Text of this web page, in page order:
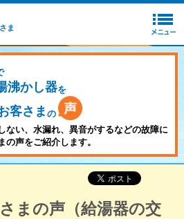
ま
沸かし器を
客さま の
ない、水漏れ、異音がするなどの故障に
の声をご紹介します。
まの声（給湯器の交